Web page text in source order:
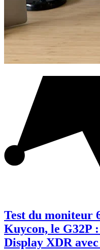
Test du moniteur
Kuycon, le G32P
Display XDR